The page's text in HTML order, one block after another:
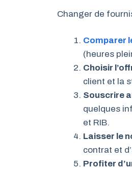
Changer de
Comparer
(heures
Choisir
client et la
Souscrire
quelques
et RIB.
Laisser le
contrat et
Profiter